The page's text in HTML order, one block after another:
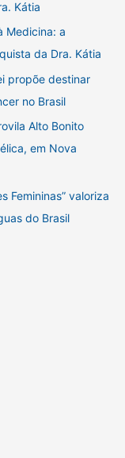
Kátia
Medicina: a
da Dra. Kátia
propõe destinar
no Brasil
Alto Bonito
em Nova
Femininas” valoriza
do Brasil